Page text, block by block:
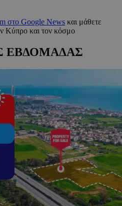
στο Google News και μάθετε
Κύπρο και τον κόσμο
ΕΒΔΟΜΑΔΑΣ